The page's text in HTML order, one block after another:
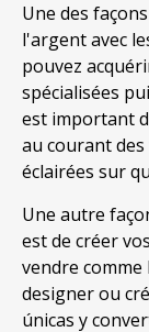
Une des
l'argent avec
pouvez
spécialisées
est important
au courant
éclairées sur
Une autre
est de créer
vendre comme
designer ou
únicas y